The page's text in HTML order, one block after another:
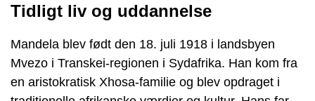
Tidligt liv og uddannelse
Mandela blev født den 18. juli 1918 i landsbyen
Mvezo i Transkei-regionen i Sydafrika. Han kom fra
en aristokratisk Xhosa-familie og blev opdraget i